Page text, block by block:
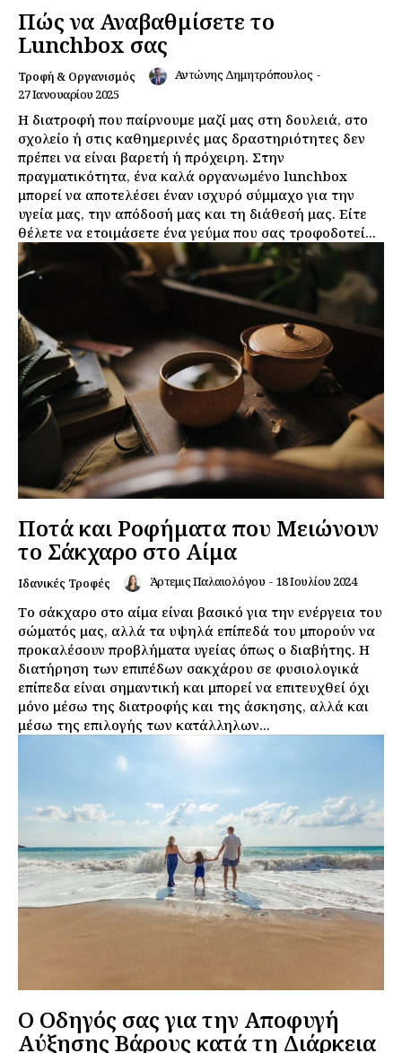
Πώς να Αναβαθμίσετε το
Lunchbox σας
Τροφή & Οργανισμός Αντώνης Δημητρόπουλος -
27 Ιανουαρίου 2025
Η διατροφή που παίρνουμε μαζί μας στη δουλειά, στο
σχολείο ή στις καθημερινές μας δραστηριότητες δεν
πρέπει να είναι βαρετή ή πρόχειρη. Στην
πραγματικότητα, ένα καλά οργανωμένο lunchbox
μπορεί να αποτελέσει έναν ισχυρό σύμμαχο για την
υγεία μας, την απόδοσή μας και τη διάθεσή μας. Είτε
θέλετε να ετοιμάσετε ένα γεύμα που σας τροφοδοτεί...
Ποτά και Ροφήματα που Μειώνουν
το Σάκχαρο στο Αίμα
Ιδανικές Τροφές Άρτεμις Παλαιολόγου - 18 Ιουλίου 2024
Το σάκχαρο στο αίμα είναι βασικό για την ενέργεια του
σώματός μας, αλλά τα υψηλά επίπεδά του μπορούν να
προκαλέσουν προβλήματα υγείας όπως ο διαβήτης. Η
διατήρηση των επιπέδων σακχάρου σε φυσιολογικά
επίπεδα είναι σημαντική και μπορεί να επιτευχθεί όχι
μόνο μέσω της διατροφής και της άσκησης, αλλά και
μέσω της επιλογής των κατάλληλων...
Ο Οδηγός σας για την Αποφυγή
Αύξησης Βάρους κατά τη Διάρκεια